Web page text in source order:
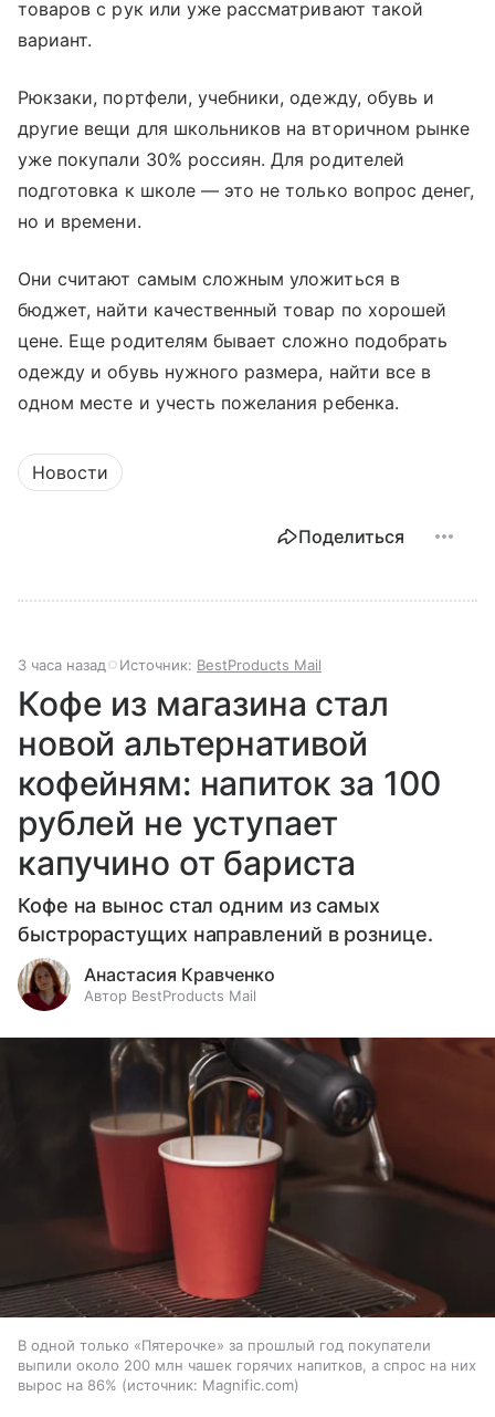
товаров с рук или уже рассматривают такой
вариант.
Рюкзаки, портфели, учебники, одежду, обувь и
другие вещи для школьников на вторичном рынке
уже покупали 30% россиян. Для родителей
подготовка к школе — это не только вопрос денег,
но и времени.
Они считают самым сложным уложиться в
бюджет, найти качественный товар по хорошей
цене. Еще родителям бывает сложно подобрать
одежду и обувь нужного размера, найти все в
одном месте и учесть пожелания ребенка.
Новости
Поделиться
3 часа назад Источник: BestProducts Mail
Кофе из магазина стал
новой альтернативой
кофейням: напиток за 100
рублей не уступает
капучино от бариста
Кофе на вынос стал одним из самых
быстрорастущих направлений в рознице.
Анастасия Кравченко
Автор BestProducts Mail
В одной только «Пятерочке» за прошлый год покупатели
выпили около 200 млн чашек горячих напитков, а спрос на них
вырос на 86%
источник: Magnific.com